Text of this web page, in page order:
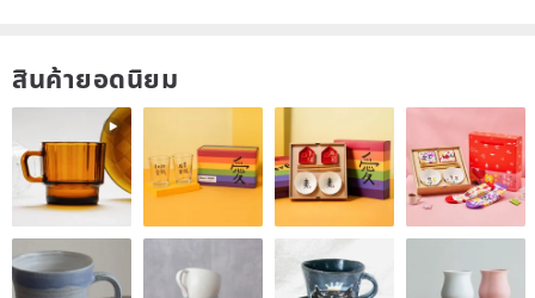
interactions.
สินค้ายอดนิยม